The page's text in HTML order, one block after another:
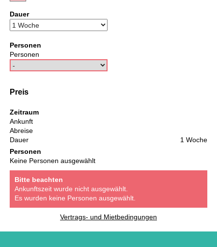
Dauer
Personen
Personen
Preis
Zeitraum
Ankunft
Abreise
Dauer
1 Woche
Personen
Keine Personen ausgewählt
Bitte beachten
Ankunftszeit wurde nicht ausgewählt.
Es wurden keine Personen ausgewählt.
Vertrags- und Mietbedingungen